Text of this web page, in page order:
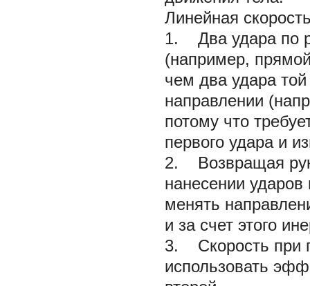
Линейная
1. Два удара по
(например,
чем два удара
направлении
потому что
первого удара и
2. Возвращая
нанесении
менять
и за счет этого
3. Скорость при
использовать